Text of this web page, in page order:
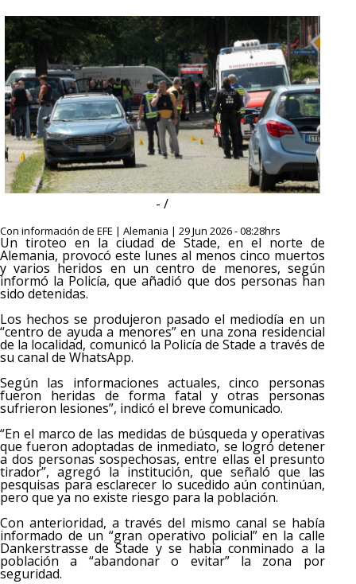
- /
Con información de EFE | Alemania | 29 Jun 2026 - 08:28hrs
Un tiroteo en la ciudad de Stade, en el norte de
Alemania, provocó este lunes al menos cinco muertos
y varios heridos en un centro de menores, según
informó la Policía, que añadió que dos personas han
sido detenidas.
Los hechos se produjeron pasado el mediodía en un
“centro de ayuda a menores” en una zona residencial
de la localidad, comunicó la Policía de Stade a través de
su canal de WhatsApp.
Según las informaciones actuales, cinco personas
fueron heridas de forma fatal y otras personas
sufrieron lesiones”, indicó el breve comunicado.
“En el marco de las medidas de búsqueda y operativas
que fueron adoptadas de inmediato, se logró detener
a dos personas sospechosas, entre ellas el presunto
tirador”, agregó la institución, que señaló que las
pesquisas para esclarecer lo sucedido aún continúan,
pero que ya no existe riesgo para la población.
Con anterioridad, a través del mismo canal se había
informado de un “gran operativo policial” en la calle
Dankerstrasse de Stade y se había conminado a la
población a “abandonar o evitar” la zona por
seguridad.